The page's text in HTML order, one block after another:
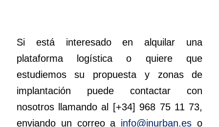
Si está interesado en alquilar una
plataforma logística o quiere que
estudiemos su propuesta y zonas de
implantación puede contactar con
nosotros llamando al [+34] 968 75 11 73,
enviando un correo a info@inurban.es o